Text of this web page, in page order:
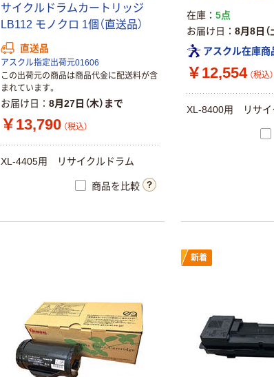
サイクルドラムカートリッジ
LB112 モノクロ 1個（直送品）
直送品
アスクル指定出荷元01606
この出荷元の商品は商品代金に配送料が含
まれています。
お届け日 8月27日（木）まで
￥13,790 （税込）
XL-4405用 リサイクルドラム
商品を比較
在庫
5点
お届け日
8月8日（
アスクル在庫商
￥12,554 （税込）
XL-8400用 リサイ
新着